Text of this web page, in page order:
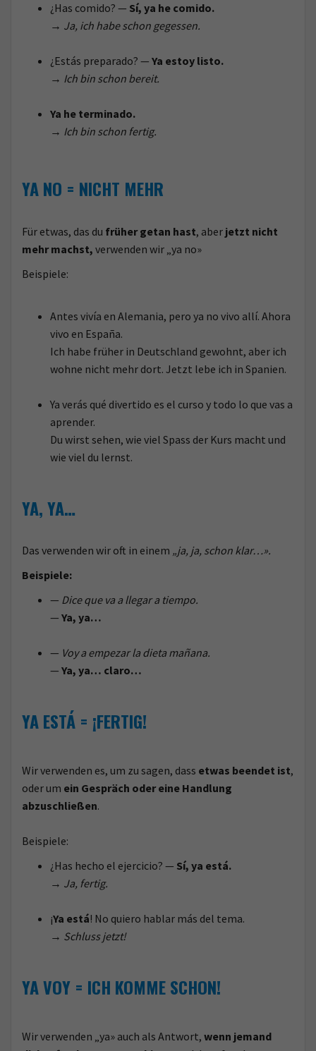
¿Has comido? — Sí, ya he comido.
→ Ja, ich habe schon gegessen.
¿Estás preparado? — Ya estoy listo.
→ Ich bin schon bereit.
Ya he terminado.
→ Ich bin schon fertig.
YA NO = NICHT MEHR
Für etwas, das du früher getan hast, aber jetzt nicht
mehr machst, verwenden wir „ya no»
Beispiele:
Antes vivía en Alemania, pero ya no vivo allí. Ahora
vivo en España.
Ich habe früher in Deutschland gewohnt, aber ich
wohne nicht mehr dort. Jetzt lebe ich in Spanien.
Ya verás qué divertido es el curso y todo lo que vas a
aprender.
Du wirst sehen, wie viel Spass der Kurs macht und
wie viel du lernst.
YA, YA…
Das verwenden wir oft in einem „ja, ja, schon klar…».
Beispiele:
— Dice que va a llegar a tiempo.
— Ya, ya…
— Voy a empezar la dieta mañana.
— Ya, ya… claro…
YA ESTÁ = ¡FERTIG!
Wir verwenden es, um zu sagen, dass etwas beendet ist,
oder um ein Gespräch oder eine Handlung
abzuschließen.
Beispiele:
¿Has hecho el ejercicio? — Sí, ya está.
→ Ja, fertig.
¡Ya está! No quiero hablar más del tema.
→ Schluss jetzt!
YA VOY = ICH KOMME SCHON!
Wir verwenden „ya» auch als Antwort, wenn jemand